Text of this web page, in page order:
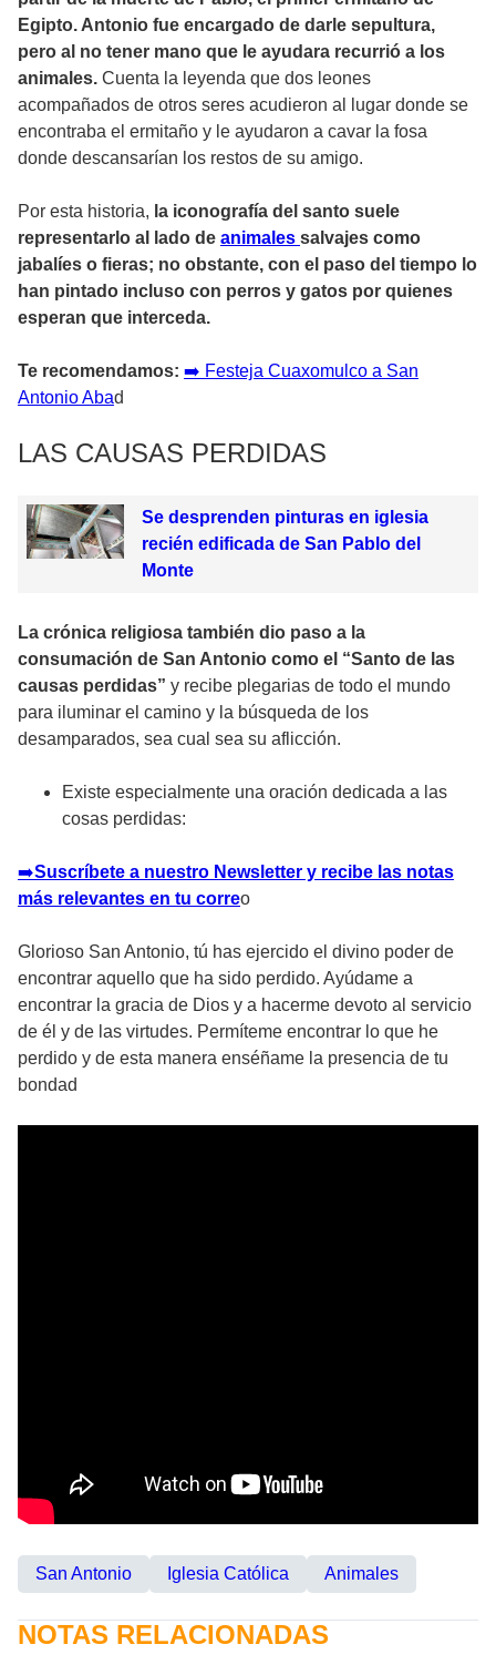
Egipto. Antonio fue encargado de darle sepultura,
pero al no tener mano que le ayudara recurrió a los
animales. Cuenta la leyenda que dos leones
acompañados de otros seres acudieron al lugar donde se
encontraba el ermitaño y le ayudaron a cavar la fosa
donde descansarían los restos de su amigo.
Por esta historia, la iconografía del santo suele
representarlo al lado de animales salvajes como
jabalíes o fieras; no obstante, con el paso del tiempo lo
han pintado incluso con perros y gatos por quienes
esperan que interceda.
Te recomendamos: ➡ Festeja Cuaxomulco a San
Antonio Abad
LAS CAUSAS PERDIDAS
Se desprenden pinturas en iglesia
recién edificada de San Pablo del
Monte
La crónica religiosa también dio paso a la
consumación de San Antonio como el “Santo de las
causas perdidas” y recibe plegarias de todo el mundo
para iluminar el camino y la búsqueda de los
desamparados, sea cual sea su aflicción.
Existe especialmente una oración dedicada a las
cosas perdidas:
➡️Suscríbete a nuestro Newsletter y recibe las notas
más relevantes en tu correo
Glorioso San Antonio, tú has ejercido el divino poder de
encontrar aquello que ha sido perdido. Ayúdame a
encontrar la gracia de Dios y a hacerme devoto al servicio
de él y de las virtudes. Permíteme encontrar lo que he
perdido y de esta manera enséñame la presencia de tu
bondad
San Antonio Iglesia Católica Animales
NOTAS RELACIONADAS